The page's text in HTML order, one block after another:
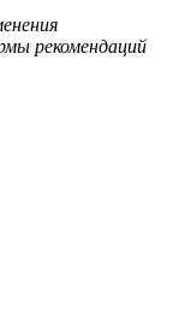
рекомендаций